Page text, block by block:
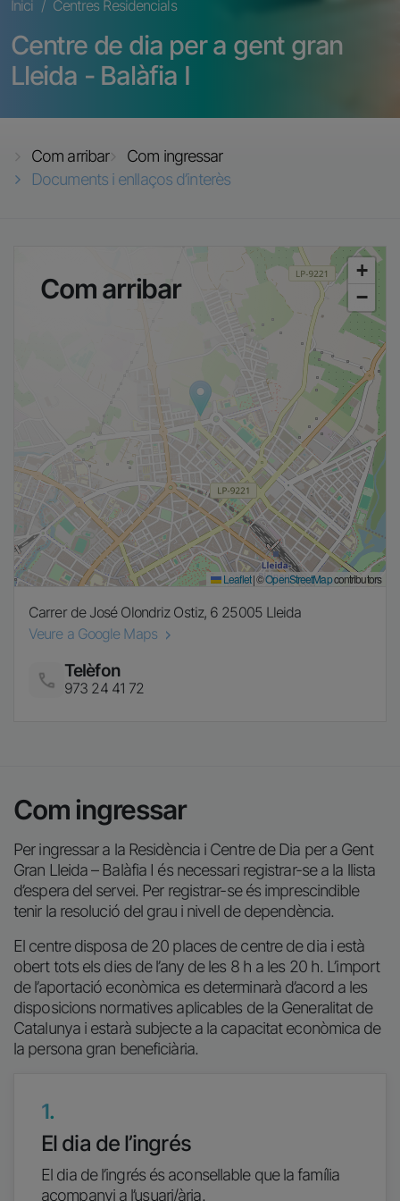
Fil d'ariadna
Inici Centres Residencials
Centre de dia per a gent gran
Lleida - Balàfia I
Com arribar
Com ingressar
Documents i enllaços d’interès
Com arribar
+
−
Leaflet|©OpenStreetMapcontributors
Carrer de José Olondriz Ostiz, 6 25005 Lleida
Veure a Google Maps
ImatgeTelèfon
973 24 41 72
Com ingressar
Per ingressar a la Residència i Centre de Dia per a Gent
Gran Lleida – Balàfia I és necessari registrar-se a la llista
d’espera del servei. Per registrar-se és imprescindible
tenir la resolució del grau i nivell de dependència.
El centre disposa de 20 places de centre de dia i està
obert tots els dies de l’any de les 8 h a les 20 h. L’import
de l’aportació econòmica es determinarà d’acord a les
disposicions normatives aplicables de la Generalitat de
Catalunya i estarà subjecte a la capacitat econòmica de
la persona gran beneficiària.
1.
El dia de l’ingrés
El dia de l’ingrés és aconsellable que la família
acompanyi a l’usuari/ària.